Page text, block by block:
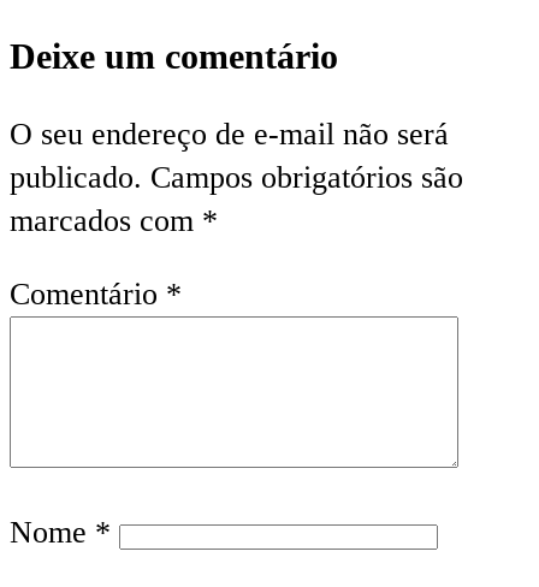
Deixe um comentário
O seu endereço de e-mail não será
publicado. Campos obrigatórios são
marcados com *
Comentário *
Nome *